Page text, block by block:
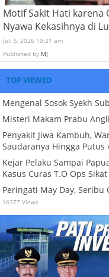
Motif Sakit Hati karena
Nyawa Kekasihnya di
Juli 5, 2026 10:21 am
Published by MJ
TOP VIEWED
Mengenal Sosok Syekh
Misteri Makam Prabu
Penyakit Jiwa Kambuh,
Saudaranya Hingga Putus
Kejar Pelaku Sampai
Kasus Curas T.O Ops
Peringati May Day, Seribu
16377 Views